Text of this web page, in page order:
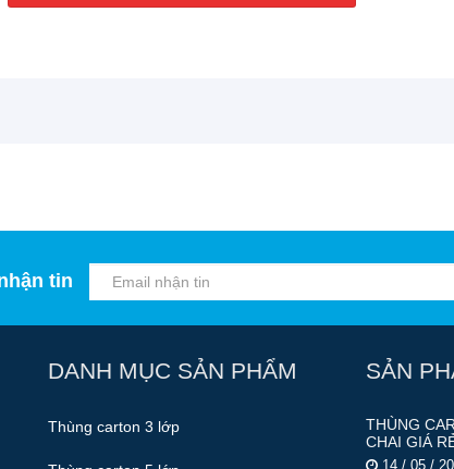
tin
DANH MỤC SẢN PHẨM
Thùng carton 3 lớp
SẢN
THÙNG
CHAI GIÁ
14 / 05 /